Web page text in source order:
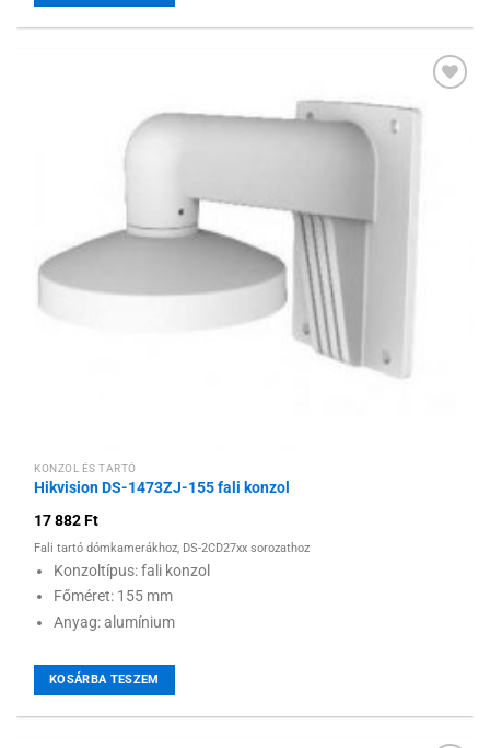
KONZOL ÉS TARTÓ
Hikvision DS-1473ZJ-155 fali konzol
17 882Ft
Fali tartó dómkamerákhoz, DS-2CD27xx sorozathoz
Konzoltípus: fali konzol
Főméret: 155 mm
Anyag: alumínium
KOSÁRBA TESZEM